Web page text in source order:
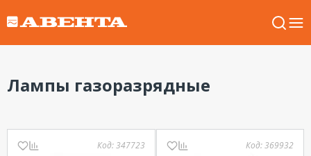
Лампы газоразрядные
Код:347723 Код:369932